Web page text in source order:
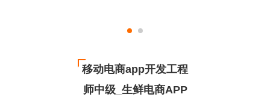
移动电商app开发工程
师中级_生鲜电商APP